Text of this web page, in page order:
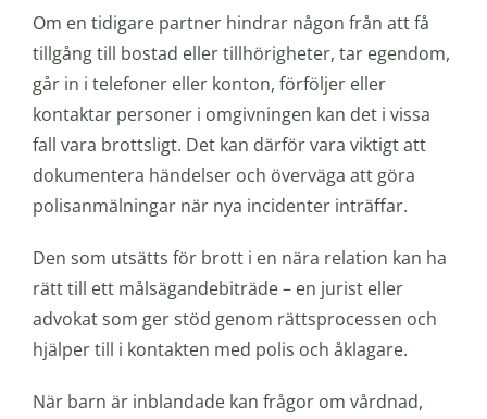
Om en tidigare partner hindrar någon från att få
tillgång till bostad eller tillhörigheter, tar egendom,
går in i telefoner eller konton, förföljer eller
kontaktar personer i omgivningen kan det i vissa
fall vara brottsligt. Det kan därför vara viktigt att
dokumentera händelser och överväga att göra
polisanmälningar när nya incidenter inträffar.
Den som utsätts för brott i en nära relation kan ha
rätt till ett målsägandebiträde – en jurist eller
advokat som ger stöd genom rättsprocessen och
hjälper till i kontakten med polis och åklagare.
När barn är inblandade kan frågor om vårdnad,